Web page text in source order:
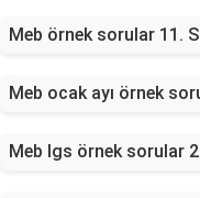
Meb örnek sorular 11.
Meb ocak ayı örnek
Meb lgs örnek sorular